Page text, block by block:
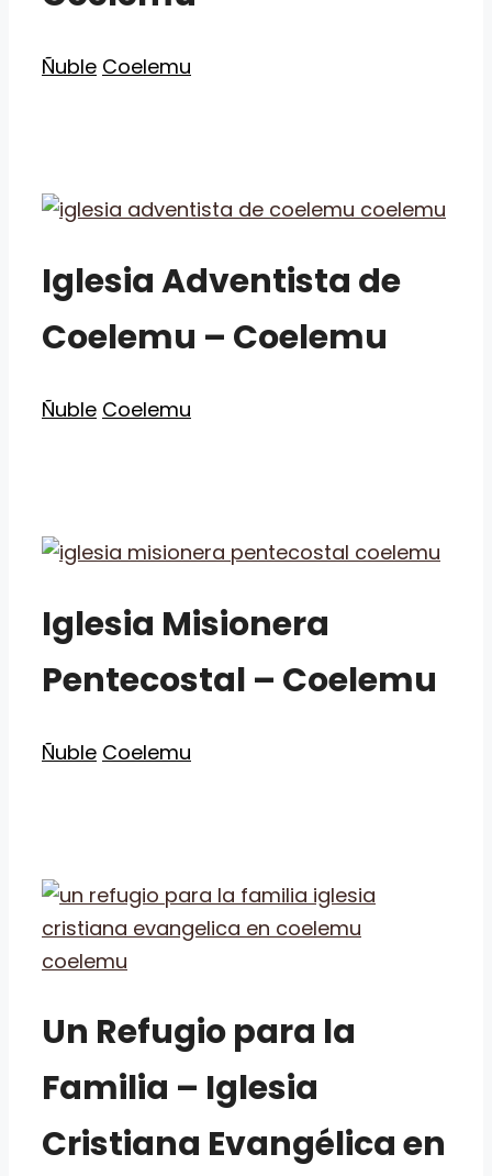
Categorías
Ñuble Etiquetas
Coelemu
Iglesia Adventista de
Coelemu – Coelemu
Categorías
Ñuble Etiquetas
Coelemu
Iglesia Misionera
Pentecostal – Coelemu
Categorías
Ñuble Etiquetas
Coelemu
Un Refugio para la
Familia – Iglesia
Cristiana Evangélica en